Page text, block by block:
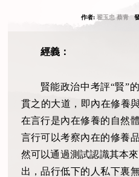
作者: 翟玉忠 蔡青發
經義：
賢能政治中考評“賢”
貫之的大道，即內在修
在言行是內在修養的自然
言行可以考察內在的修養
然可以通過測試認識其本
出，品行低下的人私下裏